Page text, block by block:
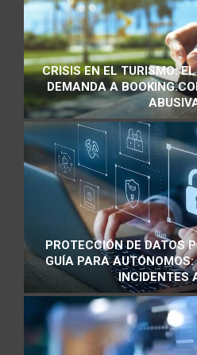
CRISIS EN EL TURISMO:
DEMANDA A
PROTECCIÓN DE DATOS
GUÍA PARA
INCIDENTES